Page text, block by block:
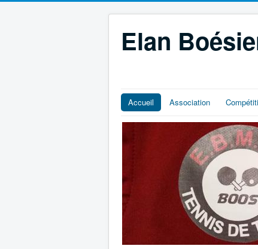
Elan
Accueil Association